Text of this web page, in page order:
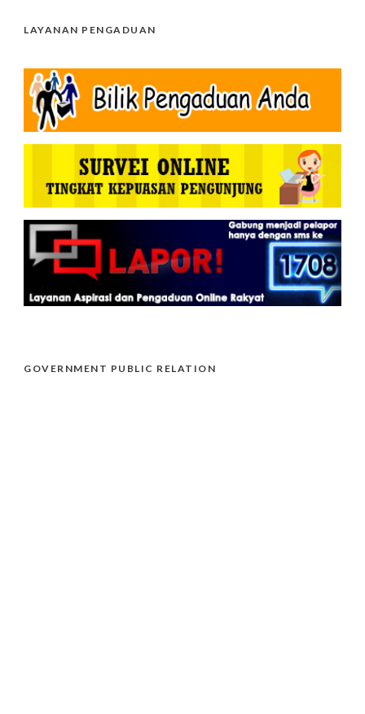
LAYANAN PENGADUAN
GOVERNMENT PUBLIC RELATION